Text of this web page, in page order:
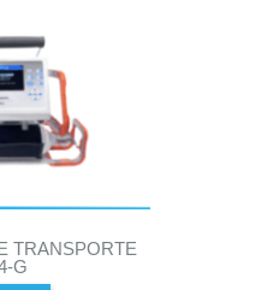
TRANSPORTE
G